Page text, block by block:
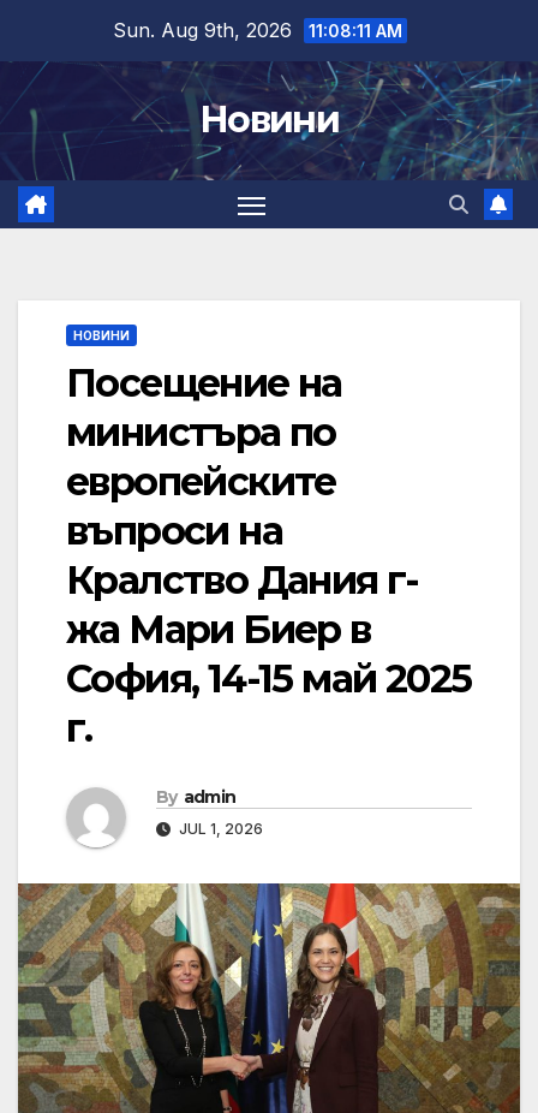
content
Sun. Aug 9th, 2026 11:08:11 AM
Новини
НОВИНИ
Посещение на
министъра по
европейските
въпроси на
Кралство Дания г-
жа Мари Биер в
София, 14-15 май 2025
г.
By admin
JUL 1, 2026